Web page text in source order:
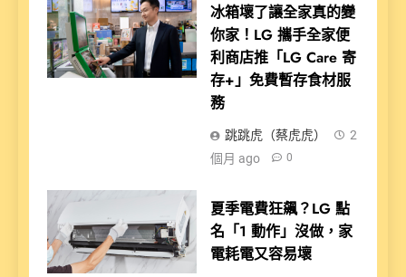
冰箱壞了讓全家真的變
你家！LG 攜手全家便
利商店推「LG Care 寄
存+」免費暫存食材服
務
跳跳虎（蔡虎虎）
2
個月 ago
0
夏季電費狂飆？LG 點
名「1 動作」沒做，家
電耗電又容易壞